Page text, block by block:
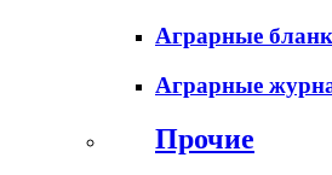
Аграрные
Аграрные
Прочие